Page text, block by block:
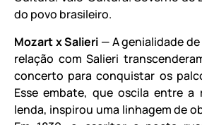
do povo brasileiro.
Mozart x Salieri — A genialidade
relação com Salieri
concerto para conquistar os
Esse embate, que oscila entre a
lenda, inspirou uma linhagem de